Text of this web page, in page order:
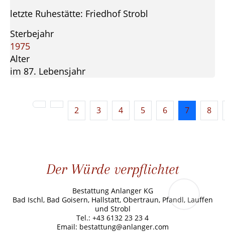
letzte Ruhestätte: Friedhof Strobl
Sterbejahr
1975
Alter
im 87. Lebensjahr
2 3 4 5 6 7 8
Der Würde verpflichtet
Bestattung Anlanger KG
Bad Ischl, Bad Goisern, Hallstatt, Obertraun, Pfandl, Lauffen
und Strobl
Tel.: +43 6132 23 23 4
Email: bestattung@anlanger.com